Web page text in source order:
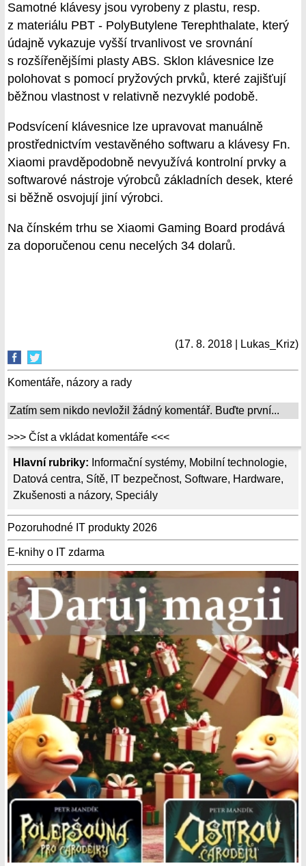
Hlavní rubriky: Informační systémy, Mobilní technologie,
Datová centra, Sítě, IT bezpečnost, Software, Hardware,
Zkušenosti a názory, Speciály
Pozoruhodné IT produkty 2026
E-knihy o IT zdarma
Samotné klávesy jsou vyrobeny z plastu, resp.
z materiálu PBT - PolyButylene Terephthalate, který
údajně vykazuje vyšší trvanlivost ve srovnání
s rozšířenějšími plasty ABS. Sklon klávesnice lze
polohovat s pomocí pryžových prvků, které zajišťují
běžnou vlastnost v relativně nezvyklé podobě.
Podsvícení klávesnice lze upravovat manuálně
prostřednictvím vestavěného softwaru a klávesy Fn.
Xiaomi pravděpodobně nevyužívá kontrolní prvky a
softwarové nástroje výrobců základních desek, které
si běžně osvojují jiní výrobci.
Na čínském trhu se Xiaomi Gaming Board prodává
za doporučenou cenu necelých 34 dolarů.
(17. 8. 2018 | Lukas_Kriz)
Komentáře, názory a rady
Zatím sem nikdo nevložil žádný komentář. Buďte první...
>>> Číst a vkládat komentáře <<<